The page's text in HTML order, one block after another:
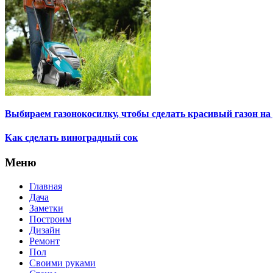
Выбираем газонокосилку, чтобы сделать красивый газон на
Как сделать виноградный сок
Меню
Главная
Дача
Заметки
Построим
Дизайн
Ремонт
Пол
Своими руками